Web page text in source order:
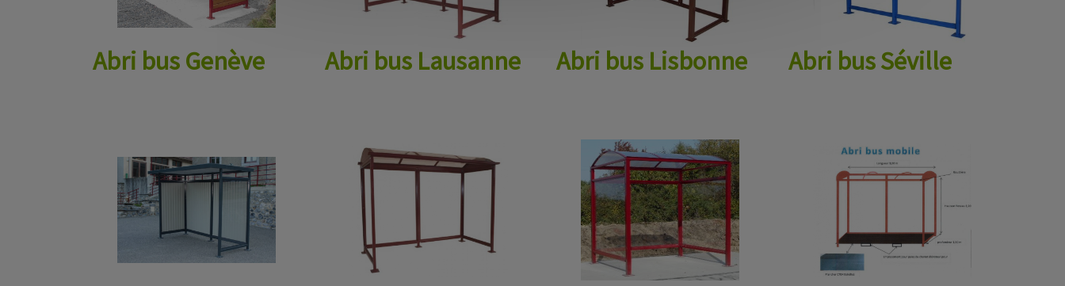
Abri bus Genève Abri bus Lausanne Abri bus Lisbonne Abri bus Séville